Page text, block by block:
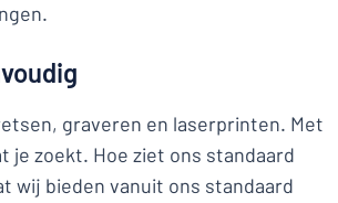
graveren en laserprinten. Met
je zoekt. Hoe ziet ons standaard
wij bieden vanuit ons standaard